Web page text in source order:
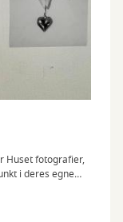
Huset fotografier,
i deres egne